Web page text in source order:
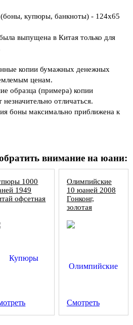
(боны, купюры, банкноты) - 124х65
выпущена в Китая только для
копии бумажных денежных
ценам.
образца (примера) копии
отличаться.
боны максимально приближена к
внимание на юани:
1000
1949
офсетная
Олимпийские
10 юаней 2008
Гонконг,
золотая
Смотреть